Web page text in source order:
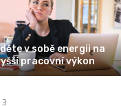
v sobě energii na
pracovní výkon